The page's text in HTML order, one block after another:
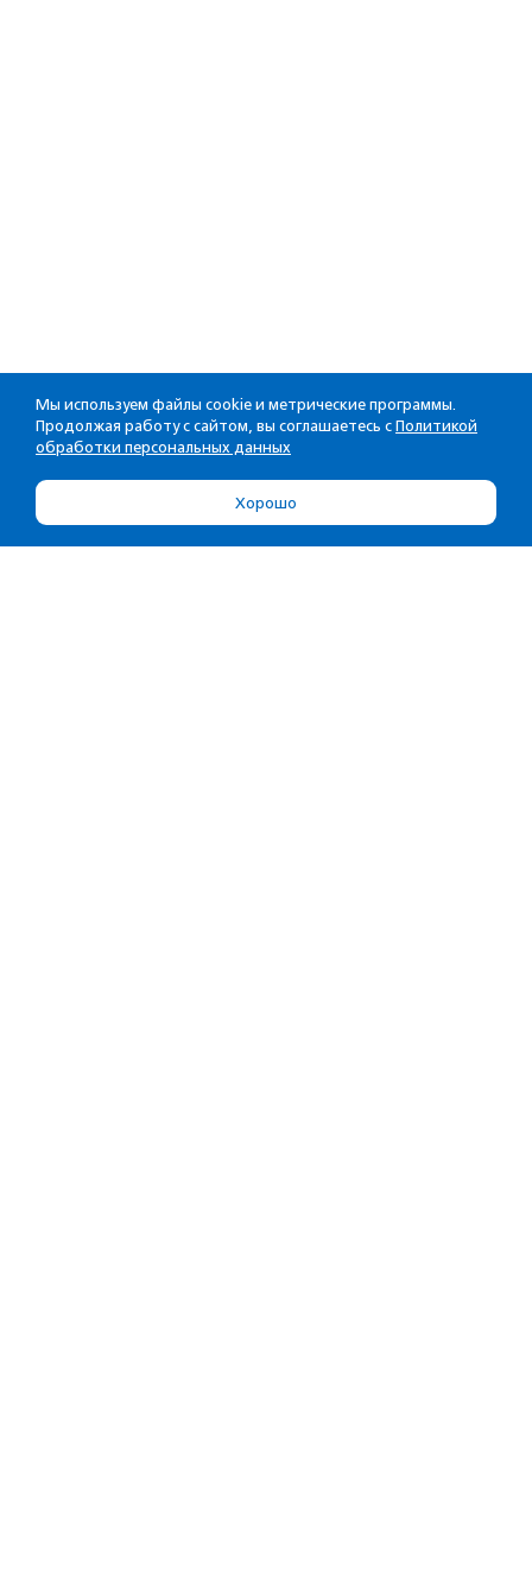
Мы используем файлы cookie и метрические программы.
Продолжая работу с сайтом, вы соглашаетесь с Политикой
обработки персональных данных
Хорошо